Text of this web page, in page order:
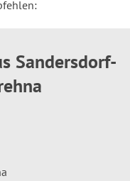
Sandersdorf-